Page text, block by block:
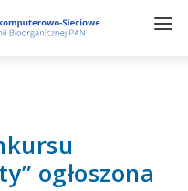
ogłoszona